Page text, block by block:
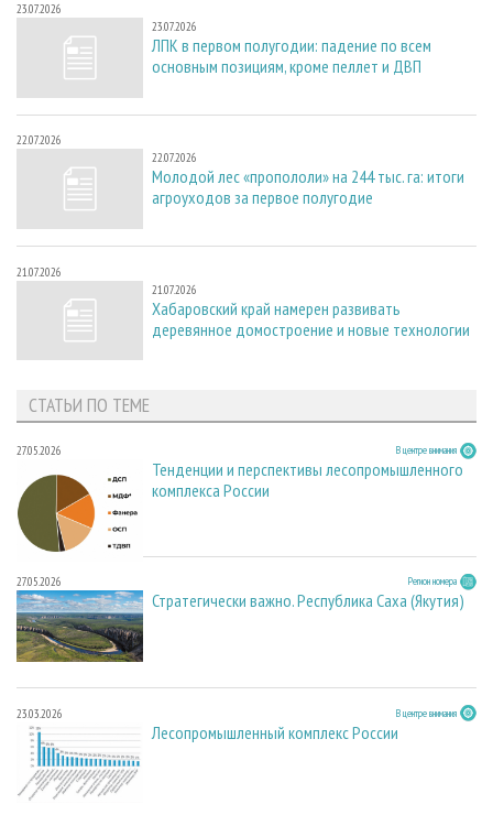
23.07.2026
23.07.2026
ЛПК в первом полугодии: падение по всем
основным позициям, кроме пеллет и ДВП
22.07.2026
22.07.2026
Молодой лес «пропололи» на 244 тыс. га: итоги
агроуходов за первое полугодие
21.07.2026
21.07.2026
Хабаровский край намерен развивать
деревянное домостроение и новые технологии
СТАТЬИ ПО ТЕМЕ
27.05.2026 В центре внимания
Тенденции и перспективы лесопромышленного
комплекса России
27.05.2026 Регион номера
Стратегически важно. Республика Саха (Якутия)
23.03.2026 В центре внимания
Лесопромышленный комплекс России